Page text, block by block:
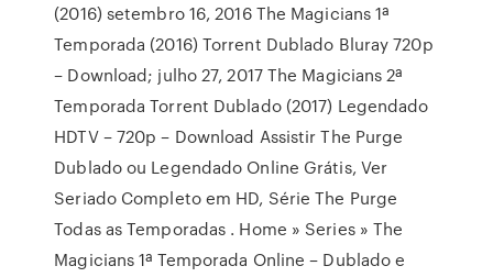
(2016) setembro 16, 2016 The Magicians 1ª
Temporada (2016) Torrent Dublado Bluray 720p
– Download; julho 27, 2017 The Magicians 2ª
Temporada Torrent Dublado (2017) Legendado
HDTV – 720p – Download Assistir The Purge
Dublado ou Legendado Online Grátis, Ver
Seriado Completo em HD, Série The Purge
Todas as Temporadas . Home » Series » The
Magicians 1ª Temporada Online – Dublado e